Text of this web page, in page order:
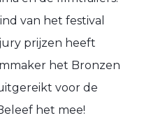
van het festival
prijzen heeft
het Bronzen
voor de
het mee!